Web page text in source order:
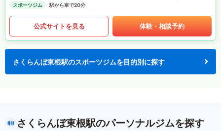
スポーツジム 駅から車で20分
公式サイトを見る 体験・相談予約
さくらんぼ東根駅のスポーツジムを目的別に探す
さくらんぼ東根駅のパーソナルジムを探す